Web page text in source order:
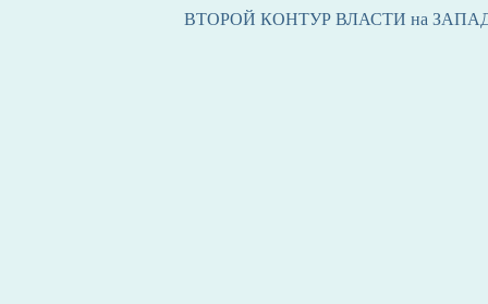
ВТОРОЙ КОНТУР ВЛАСТИ на